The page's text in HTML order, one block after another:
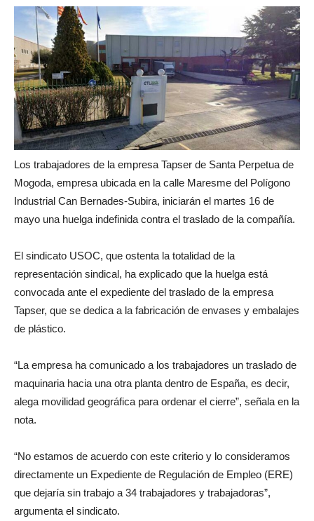
Los trabajadores de la empresa Tapser de Santa Perpetua de
Mogoda, empresa ubicada en la calle Maresme del Polígono
Industrial Can Bernades-Subira, iniciarán el martes 16 de
mayo una huelga indefinida contra el traslado de la compañía.
El sindicato USOC, que ostenta la totalidad de la
representación sindical, ha explicado que la huelga está
convocada ante el expediente del traslado de la empresa
Tapser, que se dedica a la fabricación de envases y embalajes
de plástico.
“La empresa ha comunicado a los trabajadores un traslado de
maquinaria hacia una otra planta dentro de España, es decir,
alega movilidad geográfica para ordenar el cierre”, señala en la
nota.
“No estamos de acuerdo con este criterio y lo consideramos
directamente un Expediente de Regulación de Empleo (ERE)
que dejaría sin trabajo a 34 trabajadores y trabajadoras”,
argumenta el sindicato.